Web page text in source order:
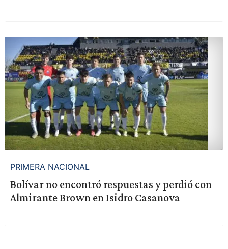
PRIMERA NACIONAL
Bolívar no encontró respuestas y perdió con
Almirante Brown en Isidro Casanova